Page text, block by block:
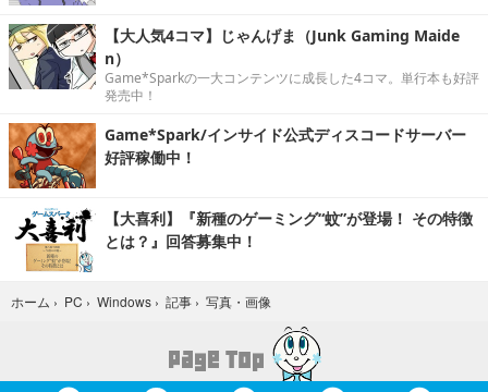
【大人気4コマ】じゃんげま（Junk Gaming Maide
n）
Game*Sparkの一大コンテンツに成長した4コマ。単行本も好評
発売中！
Game*Spark/インサイド公式ディスコードサーバー
好評稼働中！
【大喜利】『新種のゲーミング“蚊”が登場！ その特徴
とは？』回答募集中！
ホーム › PC › Windows › 記事 › 写真・画像